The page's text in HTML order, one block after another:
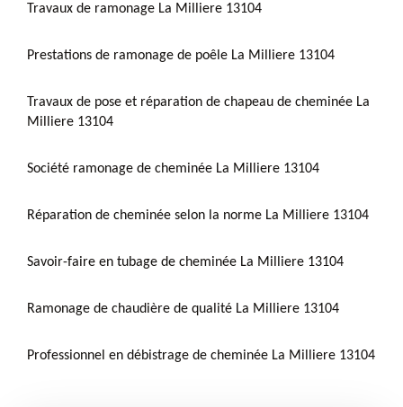
Travaux de ramonage La Milliere 13104
Prestations de ramonage de poêle La Milliere 13104
Travaux de pose et réparation de chapeau de cheminée La
Milliere 13104
Société ramonage de cheminée La Milliere 13104
Réparation de cheminée selon la norme La Milliere 13104
Savoir-faire en tubage de cheminée La Milliere 13104
Ramonage de chaudière de qualité La Milliere 13104
Professionnel en débistrage de cheminée La Milliere 13104